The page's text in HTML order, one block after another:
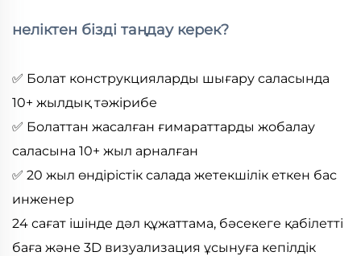
неліктен бізді таңдау керек?
✅ Болат конструкцияларды шығару саласында
10+ жылдық тәжірибе
✅ Болаттан жасалған ғимараттарды жобалау
саласына 10+ жыл арналған
✅ 20 жыл өндірістік салада жетекшілік еткен бас
инженер
24 сағат ішінде дәл құжаттама, бәсекеге қабілетті
баға және 3D визуализация ұсынуға кепілдік